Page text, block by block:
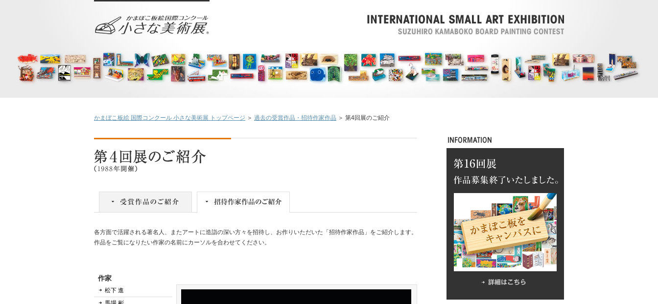
かまぼこ板絵 国際コンクール 小さな美術展 トップページ ＞ 過去の受賞作品・招待作家作品 ＞ 第4回展のご紹介
各方面で活躍される著名人、またアートに造詣の深い方々を招待し、お作りいただいた「招待作家作品」をご紹介します。
作品をご覧になりたい作家の名前にカーソルを合わせてください。
作家
松下 進